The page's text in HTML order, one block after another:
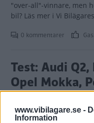
www.vibilagare.se -
Information
"over-all"-vinnare, men
bil? Läs mer i Vi
0 kommentarer
Test: Audi
Opel Mokka,
3008, Seat
NYBILSTEST 11 januari 2017